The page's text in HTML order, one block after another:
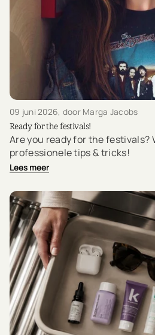
09 juni 2026, door Marga Jacobs
Ready for the festivals!
Are you ready for the festivals?
professionele tips & tricks!
Lees meer